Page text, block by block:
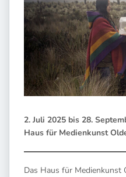
2. Juli 2025 bis 28.
Haus für Medienkunst
Das Haus für Medienkunst